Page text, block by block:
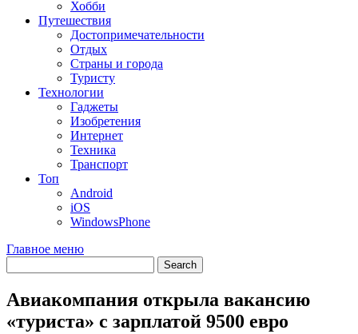
Хобби
Путешествия
Достопримечательности
Отдых
Страны и города
Туристу
Технологии
Гаджеты
Изобретения
Интернет
Техника
Транспорт
Топ
Android
iOS
WindowsPhone
Главное меню
Авиакомпания открыла вакансию
«туриста» с зарплатой 9500 евро